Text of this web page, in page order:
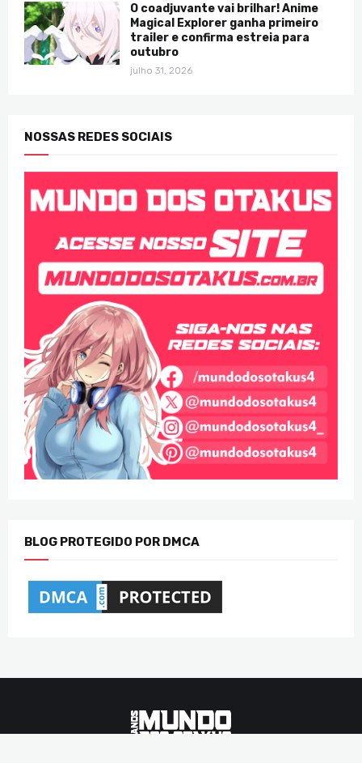
O coadjuvante vai brilhar! Anime
Magical Explorer ganha primeiro
trailer e confirma estreia para
outubro
julho 31, 2026
NOSSAS REDES SOCIAIS
BLOG PROTEGIDO POR DMCA